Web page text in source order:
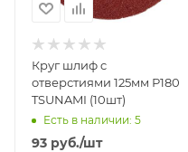
Круг шлиф c
отверстиями 125мм Р180
TSUNAMI (10шт)
Есть в наличии: 5
93 руб./шт